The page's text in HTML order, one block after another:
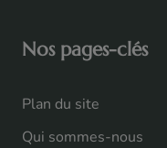
Nos pages-clés
Plan du site
Qui sommes-nous